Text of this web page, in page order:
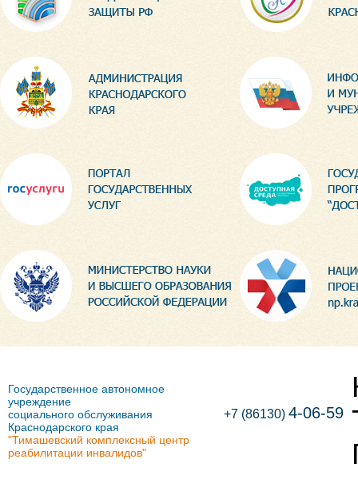
Государственное автономное
учреждение
социального обслуживания
Краснодарского края
"Тимашевский комплексный центр
реабилитации инвалидов"
+7 (86130) 4-06-59